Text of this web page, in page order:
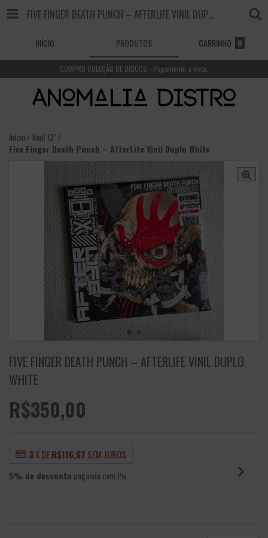
FIVE FINGER DEATH PUNCH – AFTERLIFE VINIL DUPLO WHITE
INÍCIO PRODUTOS CARRINHO 0
COMPRO COLEÇÃO DE DISCOS - Pagamento a vista.
Início /Vinil 12'' /
Five Finger Death Punch – AfterLife Vinil Duplo White
FIVE FINGER DEATH PUNCH – AFTERLIFE VINIL DUPLO
WHITE
R$350,00
3X DER$116,67 SEM JUROS
5% de desconto pagando com Pix